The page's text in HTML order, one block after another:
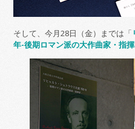
そして、今月28日（金）までは「
年-後期ロマン派の大作曲家・指